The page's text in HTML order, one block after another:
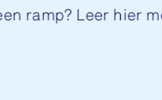
ramp? Leer hier